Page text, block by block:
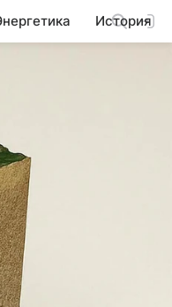
История